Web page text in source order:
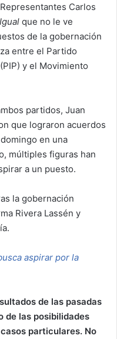
Carlos
que no le ve
de la gobernación
entre el Partido
y el Movimiento
partidos, Juan
que lograron acuerdos
en una
múltiples figuras han
a un puesto.
la gobernación
Rivera Lassén y
aspirar por la
de las pasadas
de las posibilidades
particulares. No